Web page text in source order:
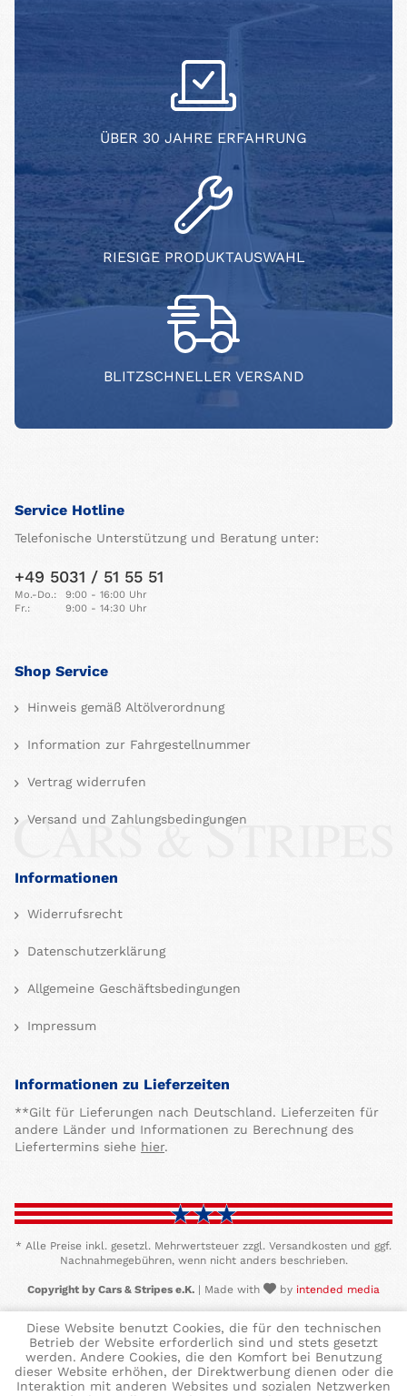
ÜBER 30 JAHRE ERFAHRUNG
RIESIGE PRODUKTAUSWAHL
BLITZSCHNELLER VERSAND
Service Hotline
Telefonische Unterstützung und Beratung unter:
+49 5031 / 51 55 51
Mo.-Do.:
9:00 - 16:00 Uhr
Fr.:
9:00 - 14:30 Uhr
Shop Service
Hinweis gemäß Altölverordnung
Information zur Fahrgestellnummer
Vertrag widerrufen
Versand und Zahlungsbedingungen
Informationen
Widerrufsrecht
Datenschutzerklärung
Allgemeine Geschäftsbedingungen
Impressum
Informationen zu Lieferzeiten
**Gilt für Lieferungen nach Deutschland. Lieferzeiten für
andere Länder und Informationen zu Berechnung des
Liefertermins siehe hier.
* Alle Preise inkl. gesetzl. Mehrwertsteuer zzgl. Versandkosten und ggf.
Nachnahmegebühren, wenn nicht anders beschrieben.
Copyright by Cars & Stripes e.K. | Made with by intended media
Diese Website benutzt Cookies, die für den technischen
Betrieb der Website erforderlich sind und stets gesetzt
werden. Andere Cookies, die den Komfort bei Benutzung
dieser Website erhöhen, der Direktwerbung dienen oder die
Interaktion mit anderen Websites und sozialen Netzwerken